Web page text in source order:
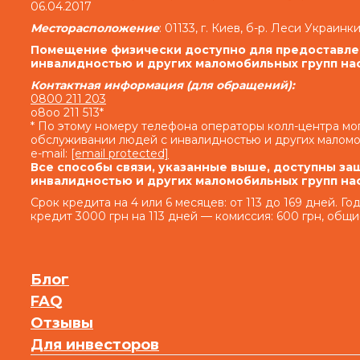
семьсот) процентов годовых от просроченной
день просрочки на сумму задолженности,
выдачу Кредита (если условия Договора
денежных средств (если условия
денежных средств) и/или на просроченную
Кредитодатель не начисляет проценты
Совокупная сумма начисленных процентов
нарушение исполнения обязательств на
Кредитодателя по Договору, с учетом
дополнительных
Право финансового учреждения в
«Кредитодатель имеет право в случае,
обязанностей и несоблюдения условий,
Процентов за пользование Кредитом и
06.04.2017
Месторасположение: 01133, г. Киев, б-р. Леси
Помещение физически доступно для
инвалидностью и других маломобильных групп
Контактная информация (для обращений):
0800 211 203
o8oo 211 513*
* По этому номеру телефона операторы колл-центра
обслуживании людей с инвалидностью и других
e-mail: [email protected]
Все способы связи, указанные выше, доступны
инвалидностью и других маломобильных групп
Срок кредита на 4 или 6 месяцев: от 113 до 169 дней.
кредит 3000 грн на 113 дней — комиссия: 600 грн,
Блог
FAQ
Отзывы
Для инвесторов